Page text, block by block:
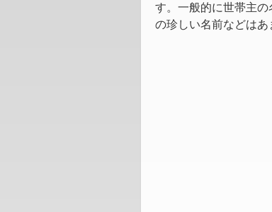
す。一般的に世帯主
の珍しい名前などはあ